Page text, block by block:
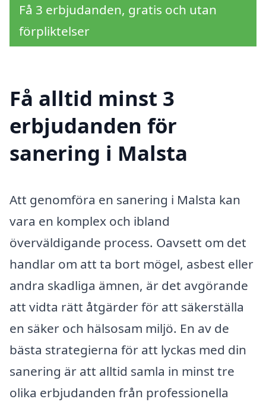
Få 3 erbjudanden, gratis och utan
förpliktelser
Få alltid minst 3
erbjudanden för
sanering i Malsta
Att genomföra en sanering i Malsta kan
vara en komplex och ibland
överväldigande process. Oavsett om det
handlar om att ta bort mögel, asbest eller
andra skadliga ämnen, är det avgörande
att vidta rätt åtgärder för att säkerställa
en säker och hälsosam miljö. En av de
bästa strategierna för att lyckas med din
sanering är att alltid samla in minst tre
olika erbjudanden från professionella